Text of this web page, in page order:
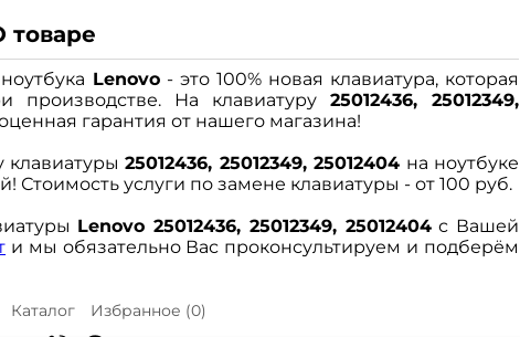
товаре
Lenovo- это 100% новая клавиатура, которая
производстве. На клавиатуру 25012436, 25012349,
гарантия от нашего магазина!
клавиатуры25012436, 25012349, 25012404 на ноутбуке
услуги по замене клавиатуры - от 100 руб.
Lenovo 25012436, 25012349, 25012404с Вашей
и мы обязательно Вас проконсультируем и подберём
Каталог Избранное (0)